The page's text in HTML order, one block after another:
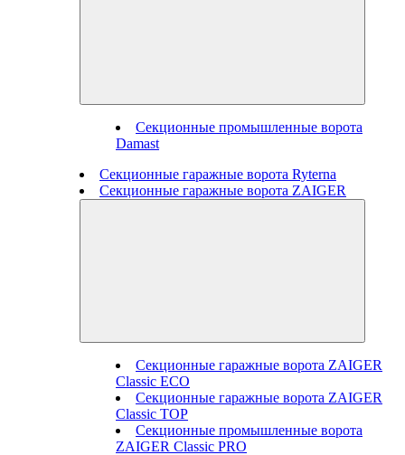
Секционные промышленные ворота
Damast
Секционные гаражные ворота Ryterna
Секционные гаражные ворота ZAIGER
Секционные гаражные ворота ZAIGER
Classic ECO
Секционные гаражные ворота ZAIGER
Classic TOP
Секционные промышленные ворота
ZAIGER Classic PRO